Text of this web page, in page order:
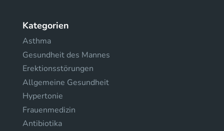
Kategorien
Asthma
Gesundheit des Mannes
Erektionsstörungen
Allgemeine Gesundheit
Hypertonie
Frauenmedizin
Antibiotika